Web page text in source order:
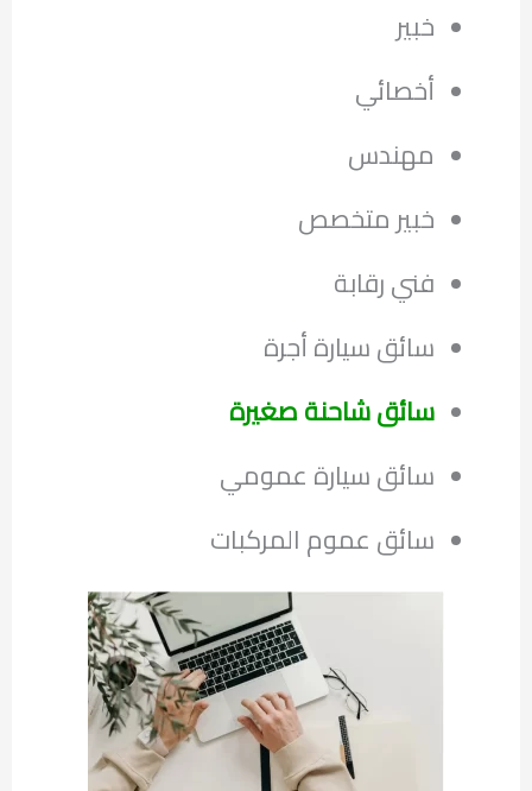
خبير
أخصائي
مهندس
خبير متخصص
فني رقابة
سائق سيارة أجرة
سائق شاحنة صغيرة
سائق سيارة عمومي
سائق عموم المركبات